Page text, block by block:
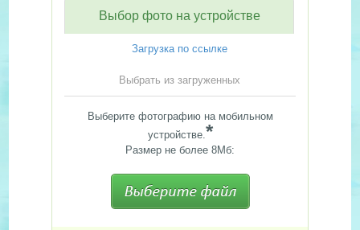
Выбор фото на устройстве
Загрузка по ссылке
Выбрать из загруженных
Выберите фотографию на мобильном
устройстве.*
Размер не более 8Мб: